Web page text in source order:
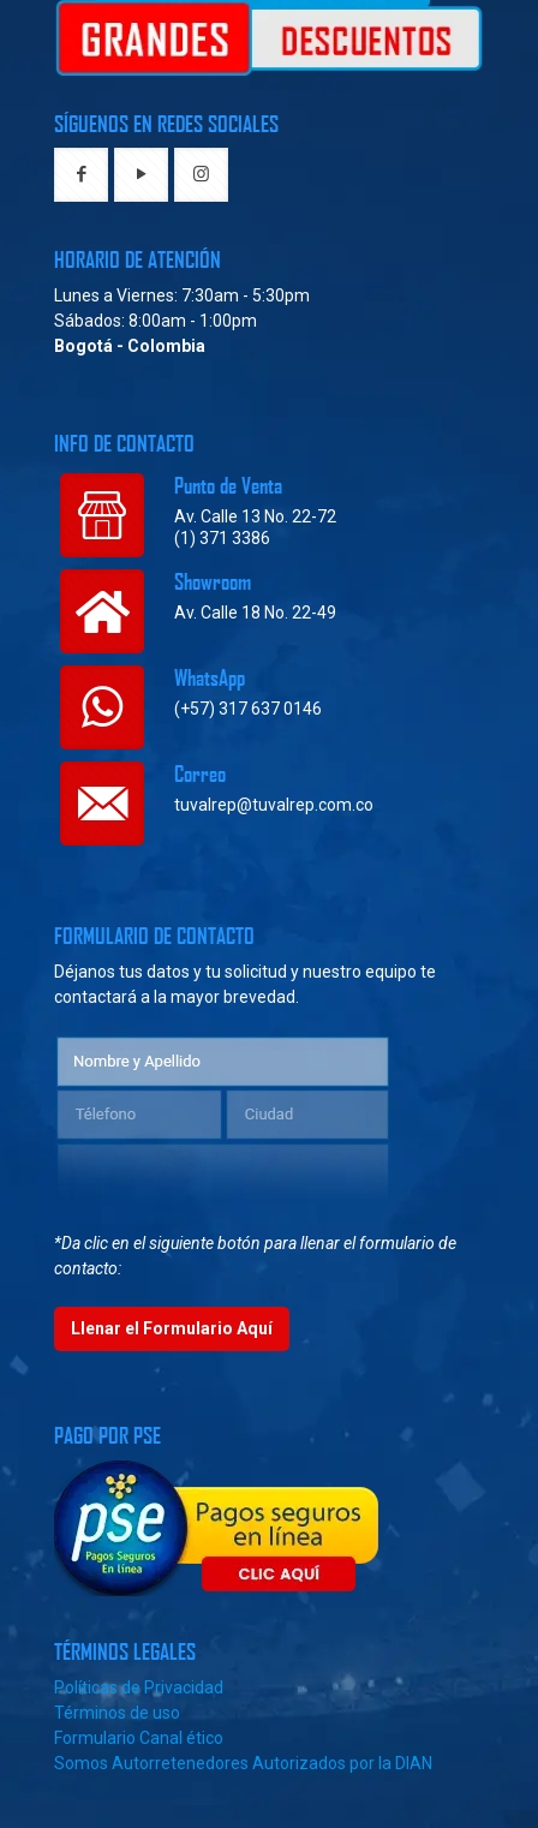
SÍGUENOS EN REDES SOCIALES
HORARIO DE ATENCIÓN
Lunes a Viernes: 7:30am - 5:30pm
Sábados: 8:00am - 1:00pm
Bogotá - Colombia
INFO DE CONTACTO
Punto de Venta
Av. Calle 13 No. 22-72
(1) 371 3386
Showroom
Av. Calle 18 No. 22-49
WhatsApp
(+57) 317 637 0146
Correo
tuvalrep@tuvalrep.com.co
FORMULARIO DE CONTACTO
Déjanos tus datos y tu solicitud y nuestro equipo te
contactará a la mayor brevedad.
*Da clic en el siguiente botón para llenar el formulario de
contacto:
Llenar el Formulario Aquí
PAGO POR PSE
TÉRMINOS LEGALES
Políticas de Privacidad
Términos de uso
Formulario Canal ético
Somos Autorretenedores Autorizados por la DIAN